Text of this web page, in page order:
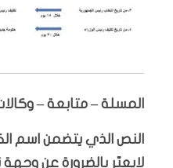
المسلة – متابعة –
النص الذي يتضمن اسم
لايعبّر بالضرورة عن